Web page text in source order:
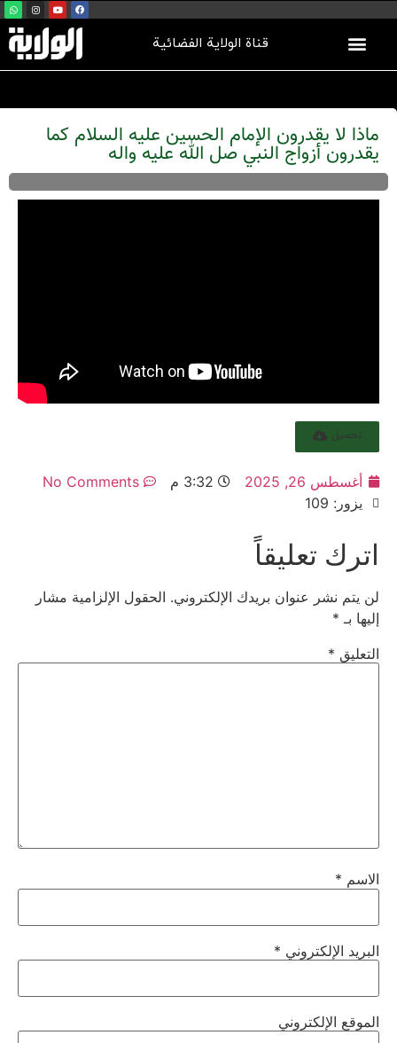
قناة الولاية الفضائية
ماذا لا يقدرون الإمام الحسين عليه السلام كما
يقدرون أزواج النبي صل الله عليه واله
تحميل
أغسطس 26, 2025 3:32 م
No Comments
يزور: 109
اترك تعليقاً
لن يتم نشر عنوان بريدك الإلكتروني. الحقول الإلزامية مشار
إليها بـ *
التعليق *
الاسم *
البريد الإلكتروني *
الموقع الإلكتروني